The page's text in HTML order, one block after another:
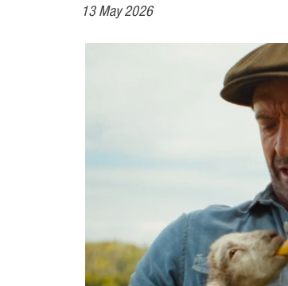
13 May 2026